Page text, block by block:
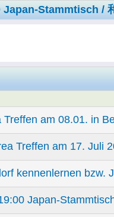
Japan-Stammtisch /
am 08.01. in
Treffen am 17. Juli
kennenlernen bzw.
Japan-